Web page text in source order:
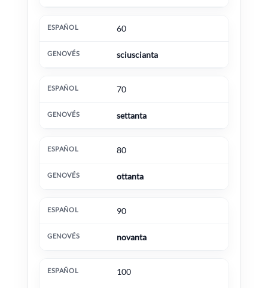
60
sciuscianta
70
settanta
80
ottanta
90
novanta
100